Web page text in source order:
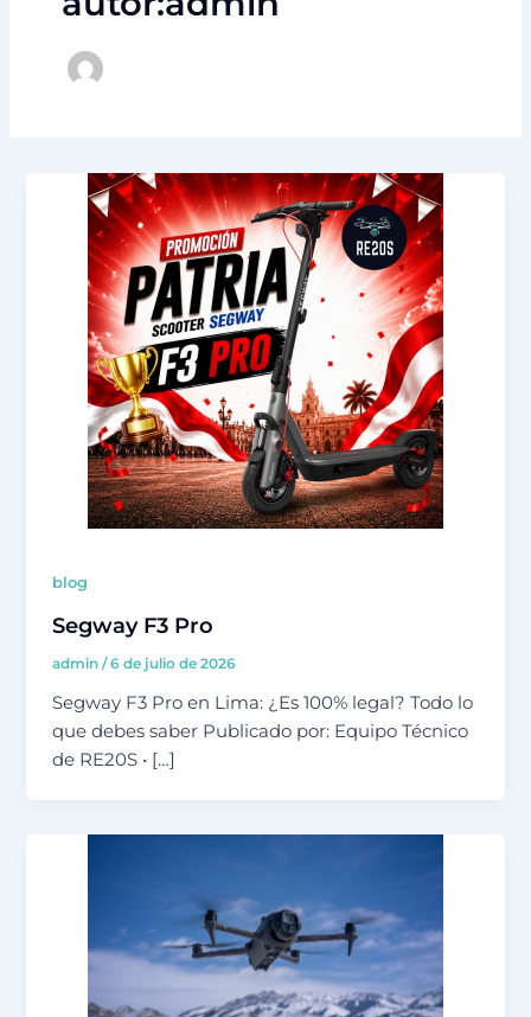
blog
Segway F3 Pro
admin/6 de julio de 2026
Segway F3 Pro en Lima: ¿Es 100% legal? Todo lo
que debes saber Publicado por: Equipo Técnico
de RE20S • […]